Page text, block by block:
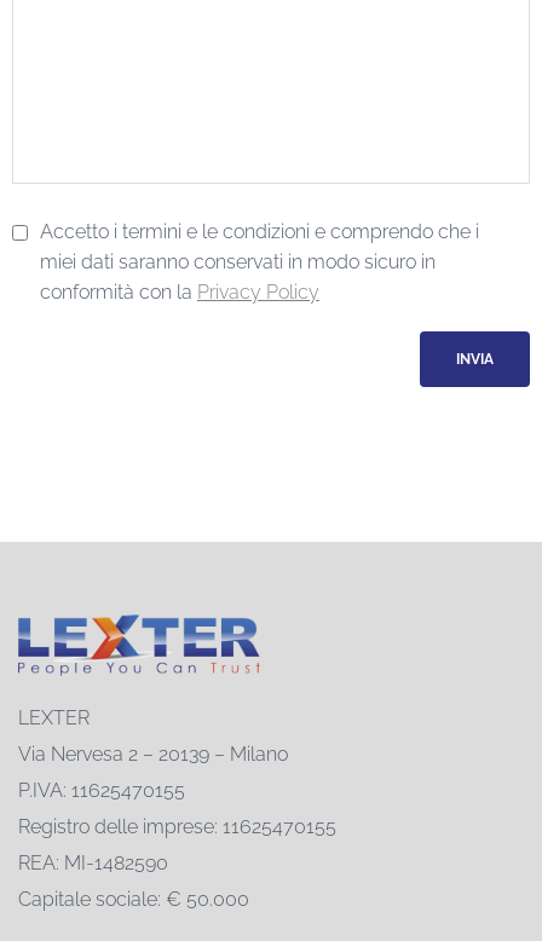
Accetto i termini e le condizioni e comprendo che i
miei dati saranno conservati in modo sicuro in
conformità con la Privacy Policy
LEXTER
Via Nervesa 2 – 20139 – Milano
P.IVA: 11625470155
Registro delle imprese: 11625470155
REA: MI-1482590
Capitale sociale: € 50.000